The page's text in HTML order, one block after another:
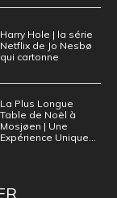
Harry Hole | la série
Netflix de Jo Nesbø
qui cartonne
La Plus Longue
Table de Noël à
Mosjøen | Une
Expérience Unique...